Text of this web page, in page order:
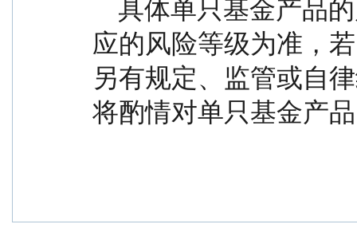
应的风险等级为准，
另有规定、监管或自
将酌情对单只基金产